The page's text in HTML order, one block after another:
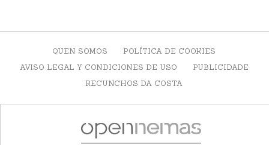
QUEN SOMOS
POLÍTICA DE COOKIES
AVISO LEGAL Y CONDICIONES DE USO
PUBLICIDADE
RECUNCHOS DA COSTA